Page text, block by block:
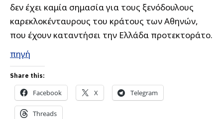
δεν έχει καμία σημασία για τους ξενόδουλους
καρεκλοκένταυρους του κράτους των Αθηνών,
που έχουν καταντήσει την Ελλάδα προτεκτοράτο.
πηγή
Share this:
Facebook X Telegram
Threads